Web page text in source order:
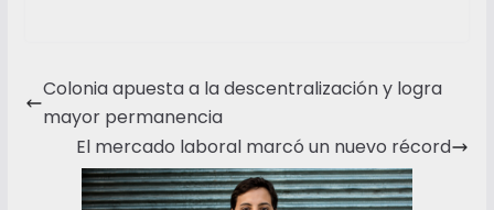
Colonia apuesta a la descentralización y logra
mayor permanencia
El mercado laboral marcó un nuevo récord